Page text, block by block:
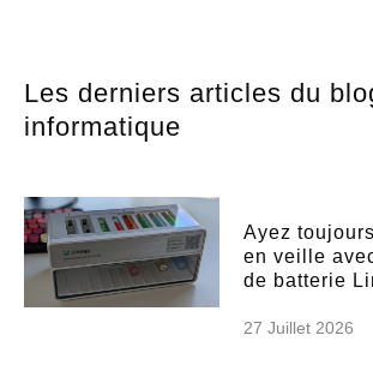
Les derniers articles du
informatique
Ayez
en veille
de batterie
27 Juillet 2026